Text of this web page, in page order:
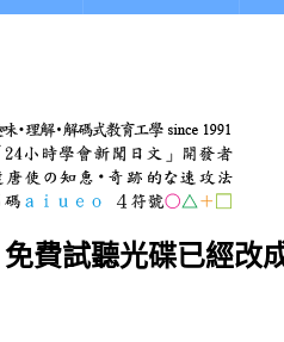
費試聽光碟已經改